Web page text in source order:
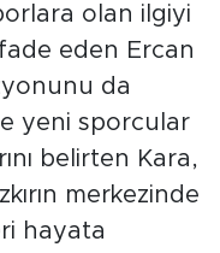
olan ilgiyi
eden Ercan
da
yeni sporcular
belirten Kara,
merkezinde
hayata